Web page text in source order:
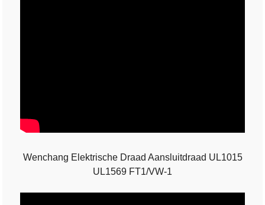
Wenchang Elektrische Draad Aansluitdraad UL1015
UL1569 FT1/VW-1